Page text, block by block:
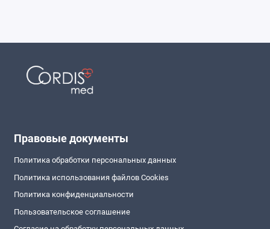
Правовые документы
Политика обработки персональных данных
Политика использования файлов Cookies
Политика конфиденциальности
Пользовательское соглашение